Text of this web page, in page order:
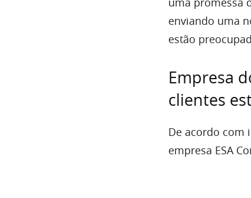
enviando uma
estão
Empresa
clientes
De acordo com
empresa ESA